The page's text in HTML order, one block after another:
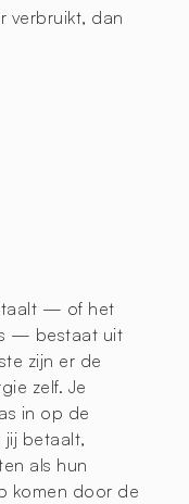
verbruikt, dan
— of het
— bestaat uit
zijn er de
zelf. Je
in op de
jij betaalt,
als hun
komen door de